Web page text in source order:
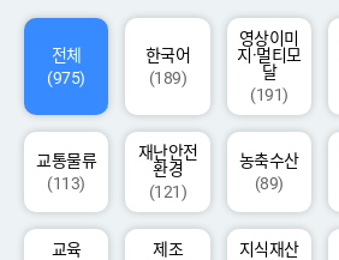
AI 개발지원
고객지원
전체
(975)
한국어
(189)
영상이미
지·멀티모
달
(191)
교통물류
(113)
재난안전
환경
(121)
농축수산
(89)
교육
제조
지식재산